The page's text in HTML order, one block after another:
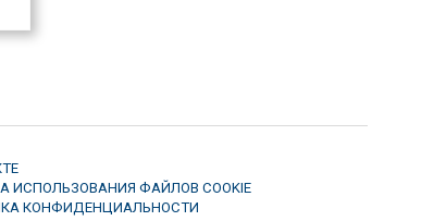
ИСПОЛЬЗОВАНИЯ ФАЙЛОВ COOKIE
КОНФИДЕНЦИАЛЬНОСТИ